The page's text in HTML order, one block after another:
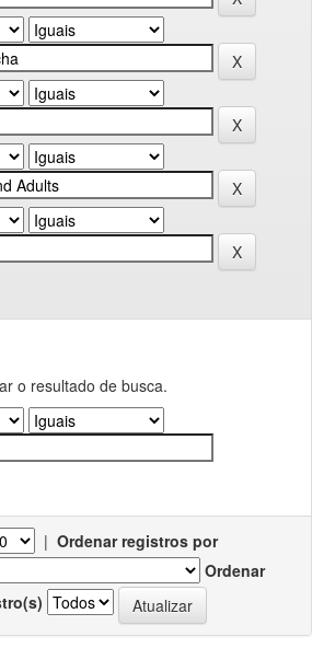
o resultado de busca.
| Ordenar registros por
Ordenar